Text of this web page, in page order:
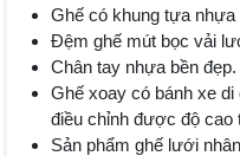
Ghế có khung tựa
Đệm ghế mút bọc vải
Chân tay nhựa bền đẹp.
Ghế xoay có bánh xe
điều chỉnh được độ cao
Sản phẩm ghế lưới